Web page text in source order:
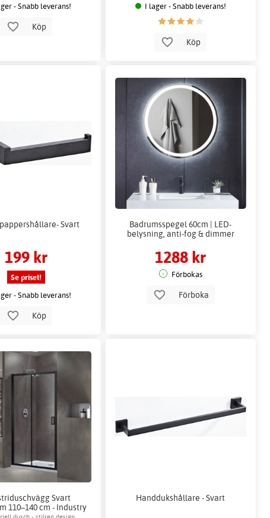
- Snabb leverans!
Köp
I lager - Snabb leverans!
Köp
Svart
199 kr
Se priset!
- Snabb leverans!
Köp
Badrumsspegel 60cm | LED-
belysning, anti-fog & dimmer
1288 kr
Förbokas
Förboka
Svart
110–140 cm - Industry
Handdukshållare - Svart